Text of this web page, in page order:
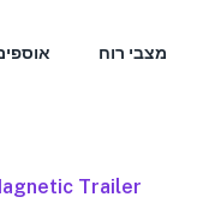
מצבי רוח
Trailer